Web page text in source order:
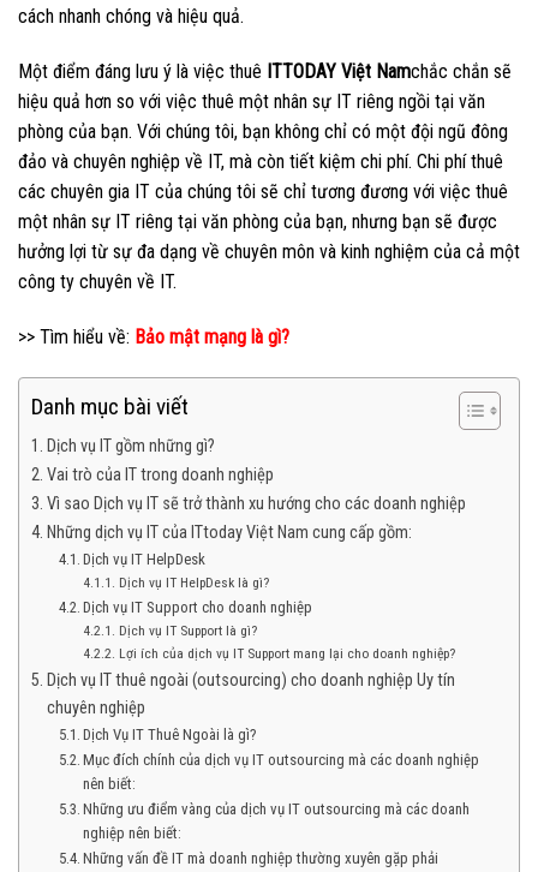
cách nhanh chóng và hiệu quả.
Một điểm đáng lưu ý là việc thuê ITTODAY Việt Namchắc chắn sẽ
hiệu quả hơn so với việc thuê một nhân sự IT riêng ngồi tại văn
phòng của bạn. Với chúng tôi, bạn không chỉ có một đội ngũ đông
đảo và chuyên nghiệp về IT, mà còn tiết kiệm chi phí. Chi phí thuê
các chuyên gia IT của chúng tôi sẽ chỉ tương đương với việc thuê
một nhân sự IT riêng tại văn phòng của bạn, nhưng bạn sẽ được
hưởng lợi từ sự đa dạng về chuyên môn và kinh nghiệm của cả một
công ty chuyên về IT.
>> Tìm hiểu về: Bảo mật mạng là gì?
Danh mục bài viết
Dịch vụ IT gồm những gì?
Vai trò của IT trong doanh nghiệp
Vì sao Dịch vụ IT sẽ trở thành xu hướng cho các doanh nghiệp
Những dịch vụ IT của ITtoday Việt Nam cung cấp gồm:
Dịch vụ IT HelpDesk
Dịch vụ IT HelpDesk là gì?
Dịch vụ IT Support cho doanh nghiệp
Dịch vụ IT Support là gì?
Lợi ích của dịch vụ IT Support mang lại cho doanh nghiệp?
Dịch vụ IT thuê ngoài (outsourcing) cho doanh nghiệp Uy tín
chuyên nghiệp
Dịch Vụ IT Thuê Ngoài là gì?
Mục đích chính của dịch vụ IT outsourcing mà các doanh nghiệp
nên biết:
Những ưu điểm vàng của dịch vụ IT outsourcing mà các doanh
nghiệp nên biết:
Những vấn đề IT mà doanh nghiệp thường xuyên gặp phải